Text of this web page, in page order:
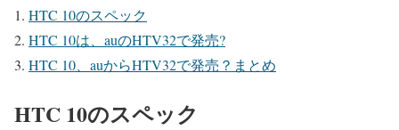
HTC 10のスペック
HTC 10は、auのHTV32で発売?
HTC 10、auからHTV32で発売？まとめ
HTC 10のスペック